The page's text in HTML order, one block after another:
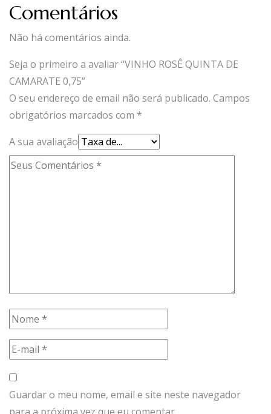
Comentários
Não há comentários ainda.
Seja o primeiro a avaliar “VINHO ROSÊ QUINTA DE
CAMARATE 0,75”
O seu endereço de email não será publicado. Campos
obrigatórios marcados com *
A sua avaliação
Guardar o meu nome, email e site neste navegador